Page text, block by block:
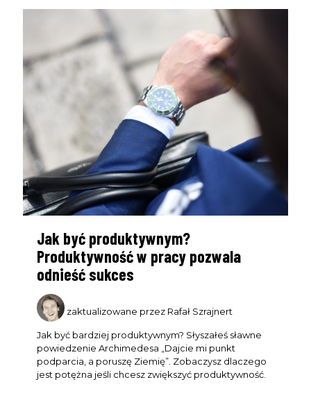
Jak być produktywnym?
Produktywność w pracy pozwala
odnieść sukces
zaktualizowane przez Rafał Szrajnert
Jak być bardziej produktywnym? Słyszałeś sławne
powiedzenie Archimedesa „Dajcie mi punkt
podparcia, a poruszę Ziemię”. Zobaczysz dlaczego
jest potężna jeśli chcesz zwiększyć produktywność.